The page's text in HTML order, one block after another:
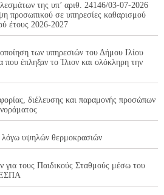
της υπ’ αριθ. 24146/03-07-2026
προσωπικού σε υπηρεσίες καθαρισμού
έτους 2026-2027
των υπηρεσιών του Δήμου Ιλίου
που έπληξαν το Ίλιον και ολόκληρη την
διέλευσης και παραμονής προσώπων
λόγω υψηλών θερμοκρασιών
για τους Παιδικούς Σταθμούς μέσω του
ΕΣΠΑ